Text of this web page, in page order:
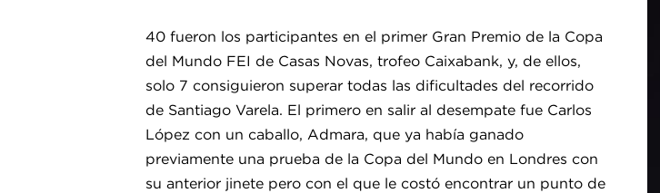
40 fueron los participantes en el primer Gran Premio de la Copa
del Mundo FEI de Casas Novas, trofeo Caixabank, y, de ellos,
solo 7 consiguieron superar todas las dificultades del recorrido
de Santiago Varela. El primero en salir al desempate fue Carlos
López con un caballo, Admara, que ya había ganado
previamente una prueba de la Copa del Mundo en Londres con
su anterior jinete pero con el que le costó encontrar un punto de